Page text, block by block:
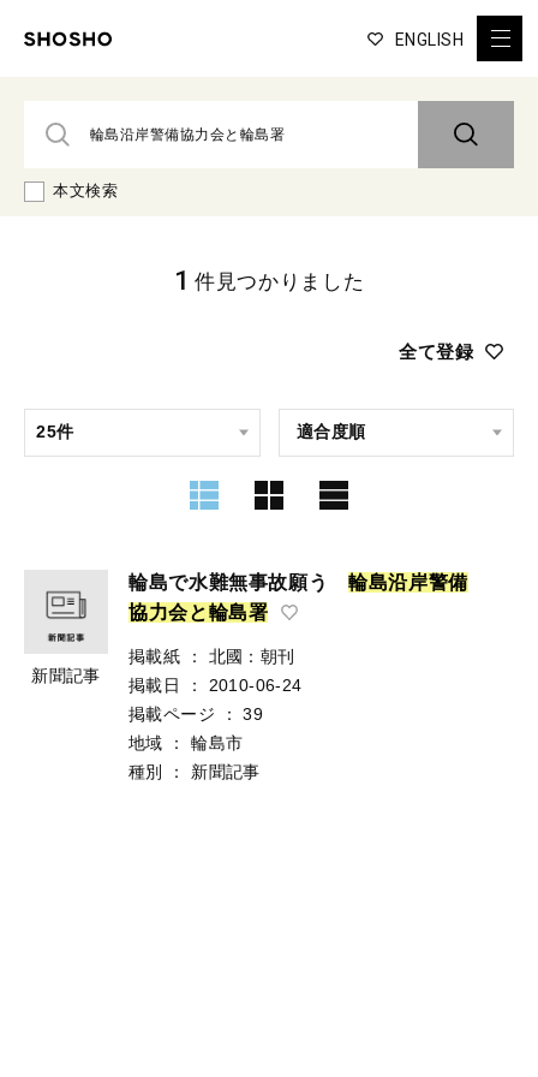
ENGLISH
本文検索
全て登録
1 件見つかりました
新聞記事
輪島で水難無事故願う輪島沿岸警備
協力会と輪島署
掲載紙 ：
北國：朝刊
掲載日
：
2010-06-24
掲載ページ
：
39
地域
：
輪島市
種別
： 新聞記事